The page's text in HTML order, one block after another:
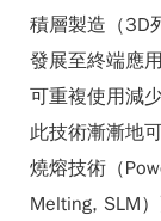
積層製造（3D
發展至終端應
可重複使用減
此技術漸漸地
燒熔技術（
Melting, SLM